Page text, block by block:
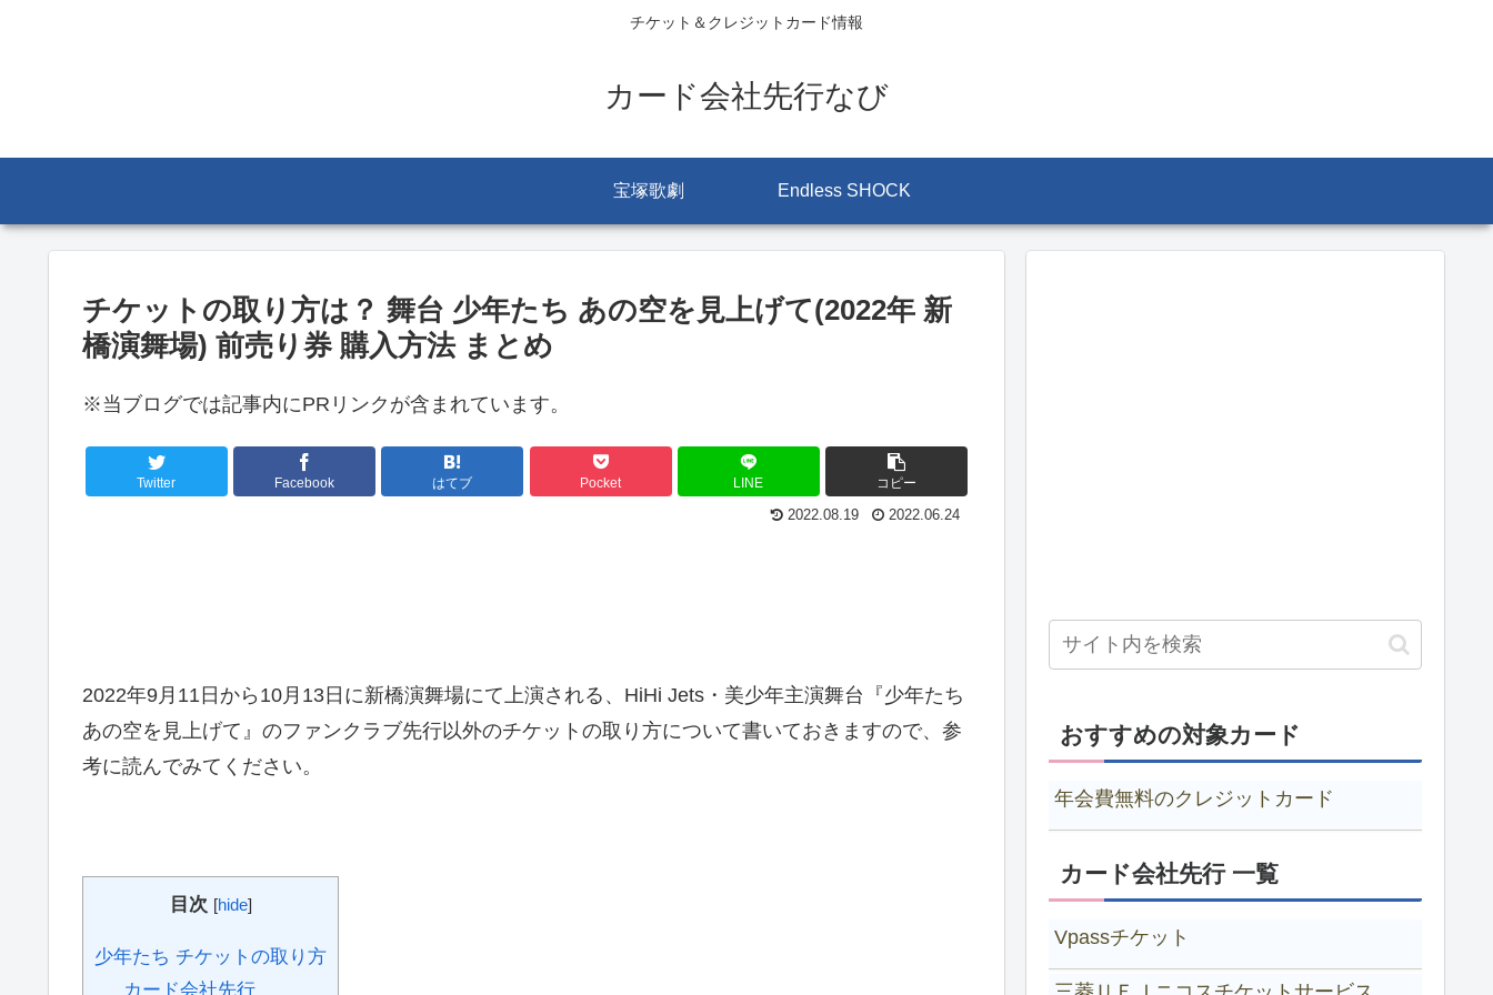
チケット＆クレジットカード情報
カード会社先行なび
宝塚歌劇 Endless SHOCK
チケットの取り方は？ 舞台 少年たち あの空を見上げて(2022年 新
橋演舞場) 前売り券 購入方法 まとめ
※当ブログでは記事内にPRリンクが含まれています。
Twitter Facebook はてブ Pocket LINE コピー
2022.08.19 2022.06.24
2022年9月11日から10月13日に新橋演舞場にて上演される、HiHi Jets・美少年主演舞台『少年たち
あの空を見上げて』のファンクラブ先行以外のチケットの取り方について書いておきますので、参
考に読んでみてください。
目次 [hide]
少年たち チケットの取り方
カード会社先行
おすすめの対象カード
年会費無料のクレジットカード
カード会社先行 一覧
Vpassチケット